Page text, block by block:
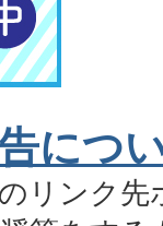
につ
リンク先